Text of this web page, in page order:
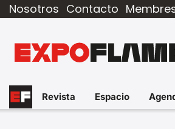
Nosotros Contacto
Revista Espacio